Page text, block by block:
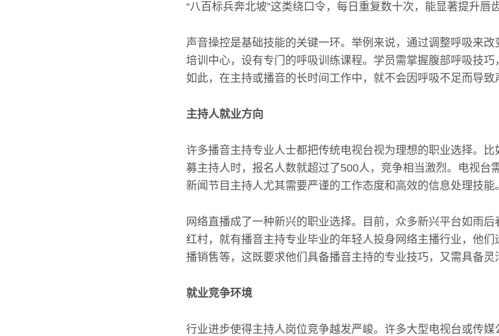
“八百标兵奔北坡”这类绕口令，每日重复数十次，能显著提升唇
声音操控是基础技能的关键一环。举例来说，通过调整呼吸来
培训中心，设有专门的呼吸训练课程。学员需掌握腹部呼吸技巧
如此，在主持或播音的长时间工作中，就不会因呼吸不足而导致
主持人就业方向
许多播音主持专业人士都把传统电视台视为理想的职业选择。
募主持人时，报名人数就超过了500人，竞争相当激烈。电视台
新闻节目主持人尤其需要严谨的工作态度和高效的信息处理技能。
网络直播成了一种新兴的职业选择。目前，众多新兴平台如雨
红村，就有播音主持专业毕业的年轻人投身网络主播行业，他
播销售等，这既要求他们具备播音主持的专业技巧，又需具备灵
就业竞争环境
行业进步使得主持人岗位竞争越发严峻。许多大型电视台或传